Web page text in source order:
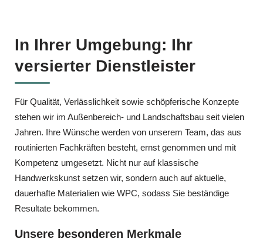
In Ihrer Umgebung: Ihr
versierter Dienstleister
Für Qualität, Verlässlichkeit sowie schöpferische Konzepte
stehen wir im Außenbereich‑ und Landschaftsbau seit vielen
Jahren. Ihre Wünsche werden von unserem Team, das aus
routinierten Fachkräften besteht, ernst genommen und mit
Kompetenz umgesetzt. Nicht nur auf klassische
Handwerkskunst setzen wir, sondern auch auf aktuelle,
dauerhafte Materialien wie WPC, sodass Sie beständige
Resultate bekommen.
Unsere besonderen Merkmale